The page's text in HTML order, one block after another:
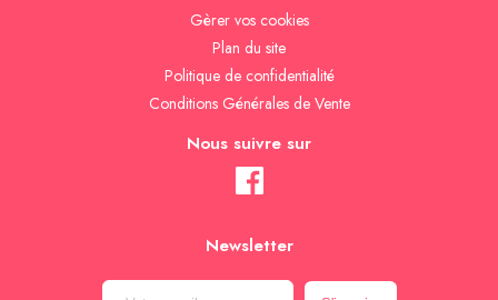
Gèrer vos cookies
Plan du site
Politique de confidentialité
Conditions Générales de Vente
Nous suivre sur
Newsletter